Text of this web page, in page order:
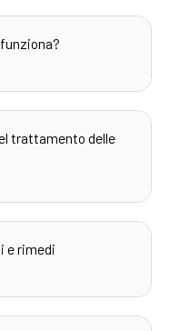
trattamento delle
e rimedi